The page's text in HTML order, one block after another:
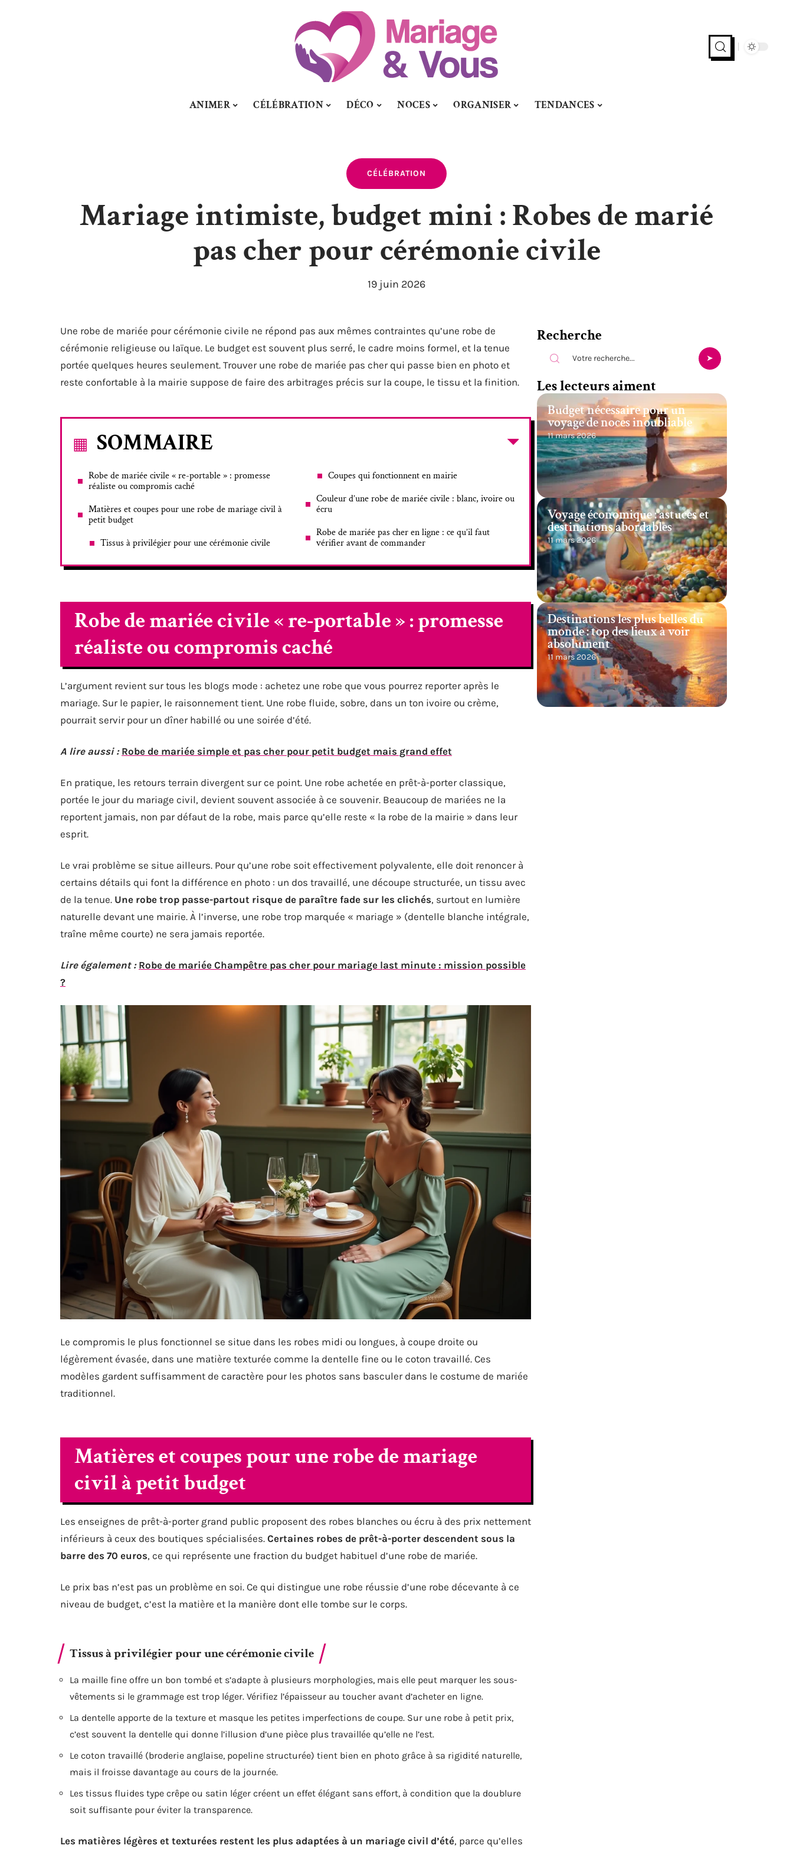
ANIMER CÉLÉBRATION DÉCO NOCES ORGANISER TENDANCES
CÉLÉBRATION
Mariage intimiste, budget mini : Robes de marié
pas cher pour cérémonie civile
19 juin 2026
Une robe de mariée pour cérémonie civile ne répond pas aux mêmes contraintes qu’une robe de
cérémonie religieuse ou laïque. Le budget est souvent plus serré, le cadre moins formel, et la tenue
portée quelques heures seulement. Trouver une robe de mariée pas cher qui passe bien en photo et
reste confortable à la mairie suppose de faire des arbitrages précis sur la coupe, le tissu et la finition.
SOMMAIRE
Robe de mariée civile « re-portable » : promesse
réaliste ou compromis caché
Matières et coupes pour une robe de mariage civil à
petit budget
Tissus à privilégier pour une cérémonie civile
Coupes qui fonctionnent en mairie
Couleur d’une robe de mariée civile : blanc, ivoire ou
écru
Robe de mariée pas cher en ligne : ce qu’il faut
vérifier avant de commander
Robe de mariée civile « re-portable » : promesse
réaliste ou compromis caché
L’argument revient sur tous les blogs mode : achetez une robe que vous pourrez reporter après le
mariage. Sur le papier, le raisonnement tient. Une robe fluide, sobre, dans un ton ivoire ou crème,
pourrait servir pour un dîner habillé ou une soirée d’été.
A lire aussi : Robe de mariée simple et pas cher pour petit budget mais grand effet
En pratique, les retours terrain divergent sur ce point. Une robe achetée en prêt-à-porter classique,
portée le jour du mariage civil, devient souvent associée à ce souvenir. Beaucoup de mariées ne la
reportent jamais, non par défaut de la robe, mais parce qu’elle reste « la robe de la mairie » dans leur
esprit.
Le vrai problème se situe ailleurs. Pour qu’une robe soit effectivement polyvalente, elle doit renoncer à
certains détails qui font la différence en photo : un dos travaillé, une découpe structurée, un tissu avec
de la tenue. Une robe trop passe-partout risque de paraître fade sur les clichés, surtout en lumière
naturelle devant une mairie. À l’inverse, une robe trop marquée « mariage » (dentelle blanche intégrale,
traîne même courte) ne sera jamais reportée.
Lire également : Robe de mariée Champêtre pas cher pour mariage last minute : mission possible
?
Le compromis le plus fonctionnel se situe dans les robes midi ou longues, à coupe droite ou
légèrement évasée, dans une matière texturée comme la dentelle fine ou le coton travaillé. Ces
modèles gardent suffisamment de caractère pour les photos sans basculer dans le costume de mariée
traditionnel.
Matières et coupes pour une robe de mariage
civil à petit budget
Les enseignes de prêt-à-porter grand public proposent des robes blanches ou écru à des prix nettement
inférieurs à ceux des boutiques spécialisées. Certaines robes de prêt-à-porter descendent sous la
barre des 70 euros, ce qui représente une fraction du budget habituel d’une robe de mariée.
Le prix bas n’est pas un problème en soi. Ce qui distingue une robe réussie d’une robe décevante à ce
niveau de budget, c’est la matière et la manière dont elle tombe sur le corps.
Tissus à privilégier pour une cérémonie civile
La maille fine offre un bon tombé et s’adapte à plusieurs morphologies, mais elle peut marquer les sous-
vêtements si le grammage est trop léger. Vérifiez l’épaisseur au toucher avant d’acheter en ligne.
La dentelle apporte de la texture et masque les petites imperfections de coupe. Sur une robe à petit prix,
c’est souvent la dentelle qui donne l’illusion d’une pièce plus travaillée qu’elle ne l’est.
Le coton travaillé (broderie anglaise, popeline structurée) tient bien en photo grâce à sa rigidité naturelle,
mais il froisse davantage au cours de la journée.
Les tissus fluides type crêpe ou satin léger créent un effet élégant sans effort, à condition que la doublure
soit suffisante pour éviter la transparence.
Les matières légères et texturées restent les plus adaptées à un mariage civil d’été, parce qu’elles
Recherche
Les lecteurs aiment
Budget nécessaire pour un
voyage de noces inoubliable
11 mars 2026
Voyage économique : astuces et
destinations abordables
11 mars 2026
Destinations les plus belles du
monde : top des lieux à voir
absolument
11 mars 2026